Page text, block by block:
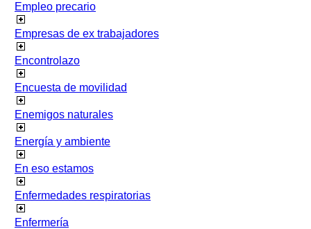
Empleo precario
Empresas de ex trabajadores
Encontrolazo
Encuesta de movilidad
Enemigos naturales
Energía y ambiente
En eso estamos
Enfermedades respiratorias
Enfermería